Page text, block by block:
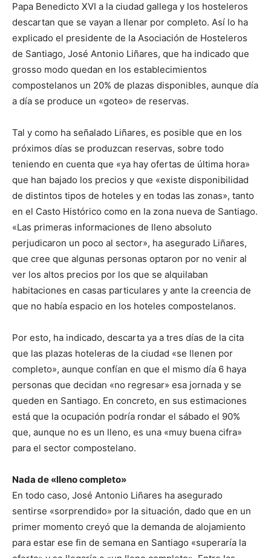
Papa Benedicto XVI a la ciudad gallega y los hosteleros
descartan que se vayan a llenar por completo. Así lo ha
explicado el presidente de la Asociación de Hosteleros
de Santiago, José Antonio Liñares, que ha indicado que
grosso modo quedan en los establecimientos
compostelanos un 20% de plazas disponibles, aunque día
a día se produce un «goteo» de reservas.
Tal y como ha señalado Liñares, es posible que en los
próximos días se produzcan reservas, sobre todo
teniendo en cuenta que «ya hay ofertas de última hora»
que han bajado los precios y que «existe disponibilidad
de distintos tipos de hoteles y en todas las zonas», tanto
en el Casto Histórico como en la zona nueva de Santiago.
«Las primeras informaciones de lleno absoluto
perjudicaron un poco al sector», ha asegurado Liñares,
que cree que algunas personas optaron por no venir al
ver los altos precios por los que se alquilaban
habitaciones en casas particulares y ante la creencia de
que no había espacio en los hoteles compostelanos.
Por esto, ha indicado, descarta ya a tres días de la cita
que las plazas hoteleras de la ciudad «se llenen por
completo», aunque confían en que el mismo día 6 haya
personas que decidan «no regresar» esa jornada y se
queden en Santiago. En concreto, en sus estimaciones
está que la ocupación podría rondar el sábado el 90%
que, aunque no es un lleno, es una «muy buena cifra»
para el sector compostelano.
Nada de «lleno completo»
En todo caso, José Antonio Liñares ha asegurado
sentirse «sorprendido» por la situación, dado que en un
primer momento creyó que la demanda de alojamiento
para estar ese fin de semana en Santiago «superaría la